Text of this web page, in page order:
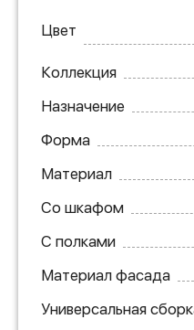
Цвет
Коллекция
Назначение
Форма
Материал
Со шкафом
С полками
Материал фасада
Универсальная